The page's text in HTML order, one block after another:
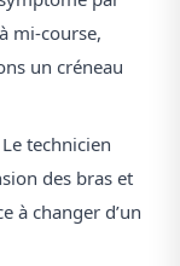
mi-course,
un créneau
Le technicien
des bras et
à changer d’un